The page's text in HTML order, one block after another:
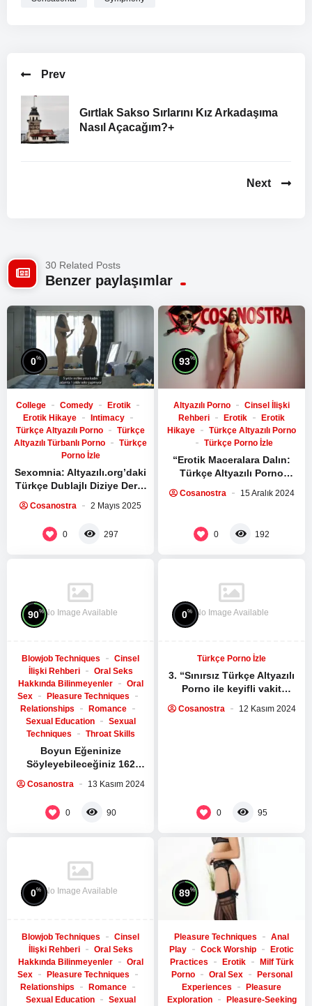
Prev
Gırtlak Sakso Sırlarını Kız Arkadaşıma
Nasıl Açacağım?+
Next
30 Related Posts
Benzer paylaşımlar
0%
College Comedy
Erotik
Erotik Hikaye
Intimacy
Türkçe Altyazılı Porno
Türkçe
Altyazılı Türbanlı Porno
Türkçe
Porno İzle
Sexomnia: Altyazılı.org’daki
Türkçe Dublajlı Diziye Derin
Cosanostra 2 Mayıs 2025
0 297
93%
Altyazılı Porno
Cinsel İlişki
Rehberi
Erotik
Erotik
Hikaye
Türkçe Altyazılı Porno
Türkçe Porno İzle
“Erotik Maceralara Dalın:
Türkçe Altyazılı Porno
Cosanostra 15 Aralık 2024
0 192
No Image Available
90%
Blowjob Techniques
Cinsel
İlişki Rehberi
Oral Seks
Hakkında Bilinmeyenler
Oral
Sex
Pleasure Techniques
Relationships
Romance
Sexual Education
Sexual
Techniques
Throat Skills
Boyun Eğeninize
Söyleyebileceğiniz 162
Cosanostra 13 Kasım 2024
0 90
No Image Available
0%
Türkçe Porno İzle
3. “Sınırsız Türkçe Altyazılı
Porno ile keyifli vakit
altyazili.online &
Cosanostra 12 Kasım 2024
0 95
No Image Available
0%
Blowjob Techniques
Cinsel
İlişki Rehberi
Oral Seks
Hakkında Bilinmeyenler
Oral
Sex
Pleasure Techniques
Relationships
Romance
Sexual Education
Sexual
89%
Pleasure Techniques
Anal
Play
Cock Worship
Erotic
Practices
Erotik
Milf Türk
Porno
Oral Sex
Personal
Experiences
Pleasure
Exploration
Pleasure-Seeking